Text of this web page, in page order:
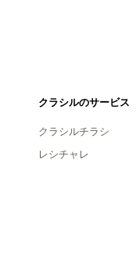
クラシルのサービス
クラシルチラシ
レシチャレ